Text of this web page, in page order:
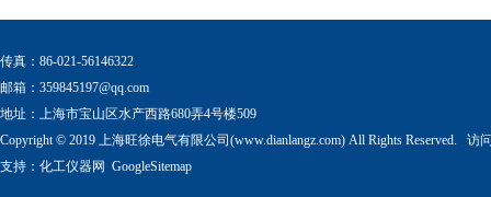
传真：86-021-56146322
邮箱： 359845197@qq.com
地址：上海市宝山区水产西路680弄4号楼509
Copyright © 2019 上海旺徐电气有限公司(www.dianlangz.com) All Rights Reserved. 访
支持： 化工仪器网 GoogleSitemap